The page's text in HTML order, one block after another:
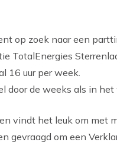
op zoek naar een
TotalEnergies
16 uur per week.
door de weeks als in
vindt het leuk om met
gevraagd om een